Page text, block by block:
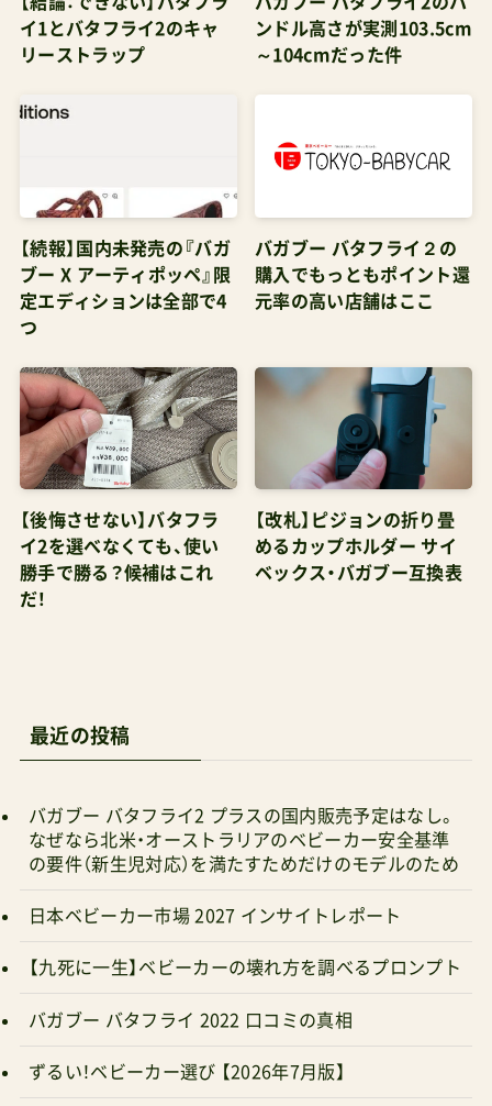
イ1とバタフライ2のキャ
リーストラップ
ンドル高さが実測103.5cm
～104cmだった件
【続報】国内未発売の『バガ
ブー X アーティポッペ』限
定エディションは全部で4
つ
バガブー バタフライ２の
購入でもっともポイント還
元率の高い店舗はここ
【後悔させない】バタフラ
イ2を選べなくても、使い
勝手で勝る？候補はこれ
だ！
【改札】ピジョンの折り畳
めるカップホルダー サイ
ベックス・バガブー互換表
最近の投稿
バガブー バタフライ2 プラスの国内販売予定はなし。
なぜなら北米・オーストラリアのベビーカー安全基準
の要件（新生児対応）を満たすためだけのモデルのため
日本ベビーカー市場 2027 インサイトレポート
【九死に一生】ベビーカーの壊れ方を調べるプロンプト
バガブー バタフライ 2022 口コミの真相
ずるい！ベビーカー選び 【2026年7月版】